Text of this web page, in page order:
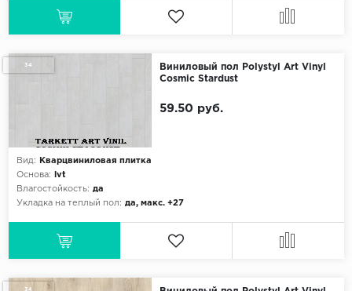
34
Виниловый пол Polystyl Art Vinyl
Cosmic Stardust
Вид:
Кварцвиниловая плитка
Основа:
lvt
Влагостойкость: да
Укладка на теплый пол: да, макс. +27
59.50 руб.
34